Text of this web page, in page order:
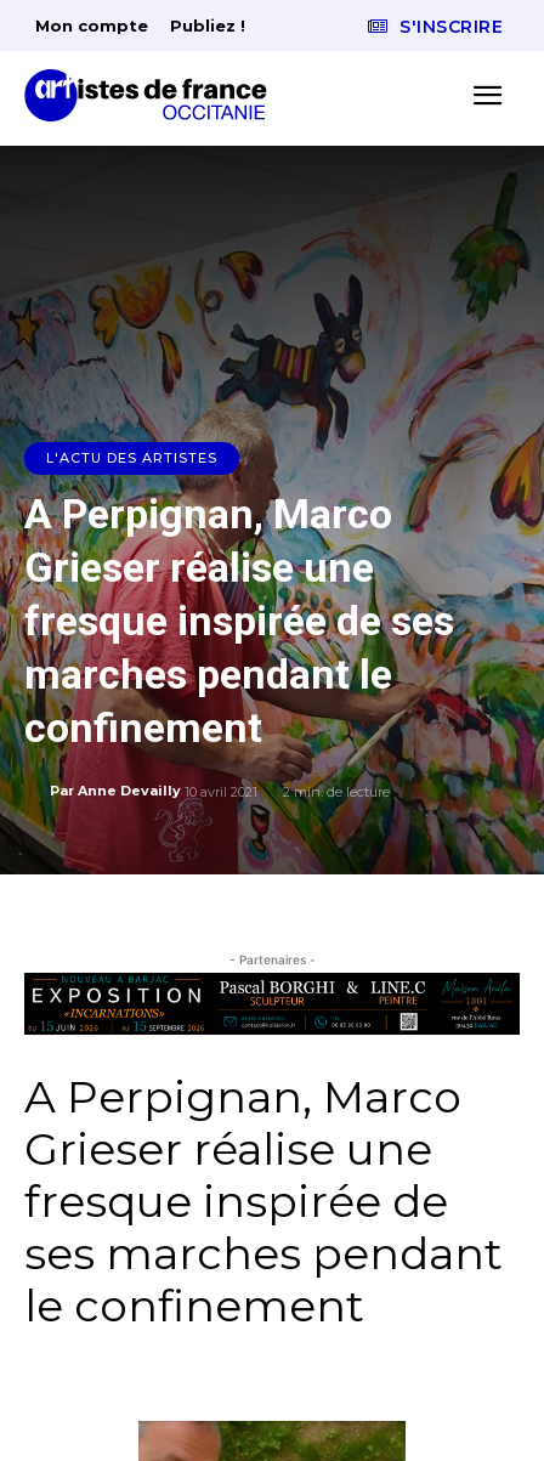
Mon compte Publiez ! S'INSCRIRE
L'ACTU DES ARTISTES
A Perpignan, Marco
Grieser réalise une
fresque inspirée de ses
marches pendant le
confinement
Par Anne Devailly 10 avril 2021 2min. de lecture
- Partenaires -
A Perpignan, Marco
Grieser réalise une
fresque inspirée de
ses marches pendant
le confinement